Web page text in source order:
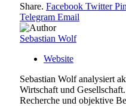
Share. Facebook Twitter
Telegram Email
Sebastian Wolf
Website
Sebastian Wolf analysiert
Wirtschaft und
Recherche und objektive